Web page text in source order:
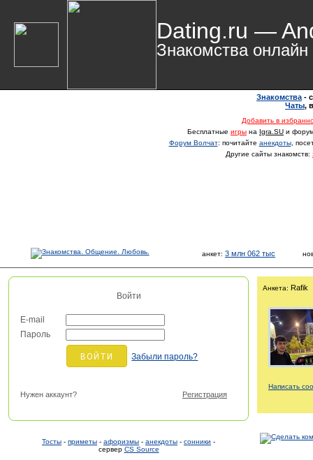
Dating.ru —
Знакомства онлайн
Знакомства -
Чаты,
Добавить в
Бесплатные игры на Igra.SU и
Форум Волчат: почитайте анекдоты,
Другие сайты знакомств:
анкет: 3 млн 062 тыс
Войти
E-mail
Пароль
Забыли пароль?
Нужен аккаунт? Регистрация
Тосты - приметы - афоризмы - анекдоты - сонники -
сервер CS Source
Анкета: Rafik
Написать